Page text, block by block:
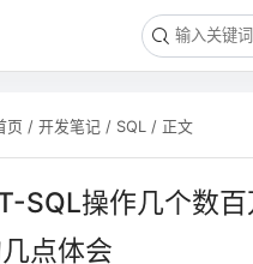
页 / 开发笔记 / SQL / 正文
SQL操作几个数
点体会